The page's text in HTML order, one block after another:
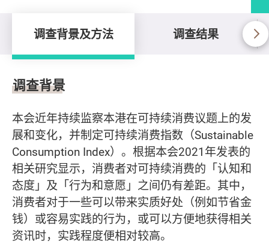
调查背景及方法 调查结果
调查背景及方法
调查背景
本会近年持续监察本港在可持续消费议题上的发
展和变化，并制定可持续消费指数（Sustainable
Consumption Index）。根据本会2021年发表的
相关研究显示，消费者对可持续消费的「认知和
态度」及「行为和意愿」之间仍有差距。其中，
消费者对于一些可以带来实质好处（例如节省金
钱）或容易实践的行为，或可以方便地获得相关
资讯时，实践程度便相对较高。